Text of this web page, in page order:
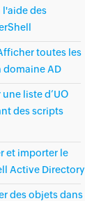
l'aide des
toutes les
AD
liste d’UO
des scripts
et importer le
Active Directory
des objets dans